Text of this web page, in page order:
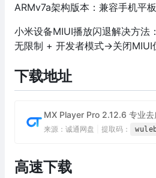
ARMv7a架构版本：兼容手机平
小米设备MIUI播放闪退解决方法
无限制 + 开发者模式->关闭MIUI
下载地址
来源：诚通网盘 提取码：
高速下载